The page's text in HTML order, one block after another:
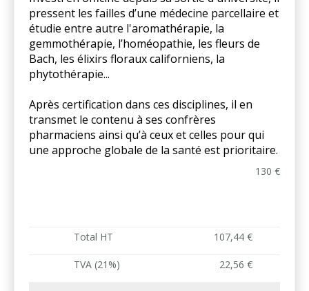
pressent les failles d’une médecine parcellaire et
étudie entre autre l'aromathérapie, la
gemmothérapie, l’homéopathie, les fleurs de
Bach, les élixirs floraux californiens, la
phytothérapie...
Après certification dans ces disciplines, il en
transmet le contenu à ses confrères
pharmaciens ainsi qu’à ceux et celles pour qui
une approche globale de la santé est prioritaire.
130 €
Total HT 107,44 €
TVA (21%) 22,56 €